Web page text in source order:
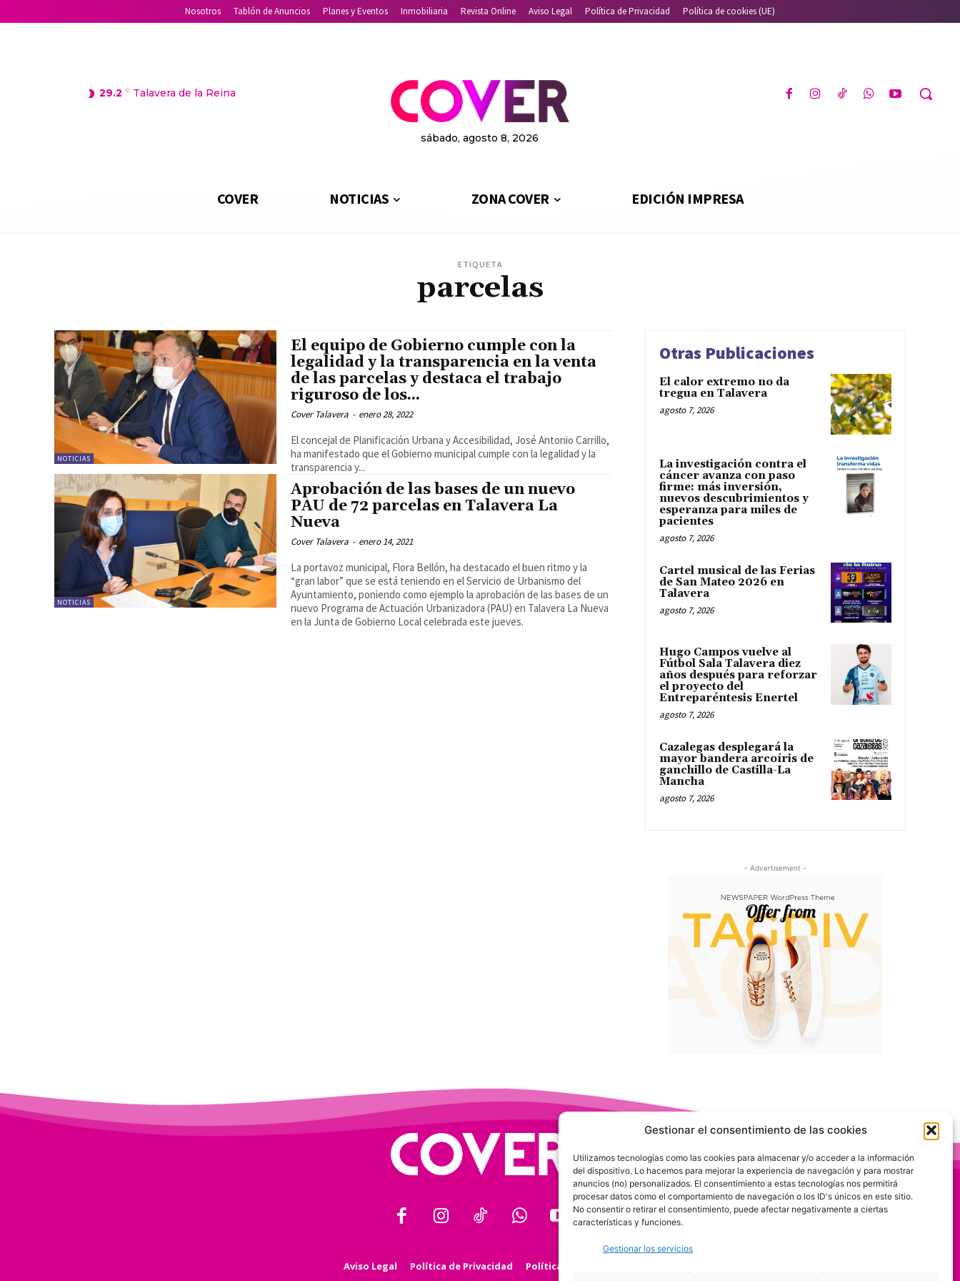
Gestionar el consentimiento de las cookies
Utilizamos tecnologías como las cookies para almacenar y/o acceder a la información
del dispositivo. Lo hacemos para mejorar la experiencia de navegación y para mostrar
anuncios (no) personalizados. El consentimiento a estas tecnologías nos permitirá
procesar datos como el comportamiento de navegación o los ID's únicos en este sitio.
No consentir o retirar el consentimiento, puede afectar negativamente a ciertas
características y funciones.
Gestionar los servicios
Nosotros Tablón de Anuncios Planes y Eventos Inmobiliaria Revista Online Aviso Legal Política de Privacidad Política de cookies (UE)
29.2 C Talavera de la Reina
sábado, agosto 8, 2026
COVER NOTICIAS ZONA COVER EDICIÓN IMPRESA
ETIQUETA
parcelas
NOTICIAS
El equipo de Gobierno cumple con la
legalidad y la transparencia en la venta
de las parcelas y destaca el trabajo
riguroso de los...
Cover Talavera - enero 28, 2022
El concejal de Planificación Urbana y Accesibilidad, José Antonio Carrillo,
ha manifestado que el Gobierno municipal cumple con la legalidad y la
transparencia y...
NOTICIAS
Aprobación de las bases de un nuevo
PAU de 72 parcelas en Talavera La
Nueva
Cover Talavera - enero 14, 2021
La portavoz municipal, Flora Bellón, ha destacado el buen ritmo y la
“gran labor” que se está teniendo en el Servicio de Urbanismo del
Ayuntamiento, poniendo como ejemplo la aprobación de las bases de un
nuevo Programa de Actuación Urbanizadora (PAU) en Talavera La Nueva
en la Junta de Gobierno Local celebrada este jueves.
Otras Publicaciones
El calor extremo no da
tregua en Talavera
agosto 7, 2026
La investigación contra el
cáncer avanza con paso
firme: más inversión,
nuevos descubrimientos y
esperanza para miles de
pacientes
agosto 7, 2026
Cartel musical de las Ferias
de San Mateo 2026 en
Talavera
agosto 7, 2026
Hugo Campos vuelve al
Fútbol Sala Talavera diez
años después para reforzar
el proyecto del
Entreparéntesis Enertel
agosto 7, 2026
Cazalegas desplegará la
mayor bandera arcoíris de
ganchillo de Castilla-La
Mancha
agosto 7, 2026
- Advertisement -
Aviso Legal Política de Privacidad Política de Cookies